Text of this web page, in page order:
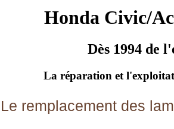
Honda Civic/
Dès 1994 de
La réparation et
Le remplacement des